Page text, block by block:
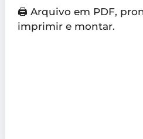
🖨️ Arquivo em PDF,
imprimir e montar.